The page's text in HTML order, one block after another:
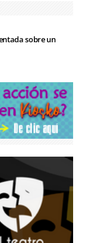
sobre un